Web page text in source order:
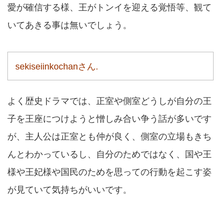
愛が確信する様、王がトンイを迎える覚悟等、観て
いてあきる事は無いでしょう。
sekiseiinkochanさん.
よく歴史ドラマでは、正室や側室どうしが自分の王
子を王座につけようと憎しみ合い争う話が多いです
が、主人公は正室とも仲が良く、側室の立場もきち
んとわかっているし、自分のためではなく、国や王
様や王妃様や国民のためを思っての行動を起こす姿
が見ていて気持ちがいいです。